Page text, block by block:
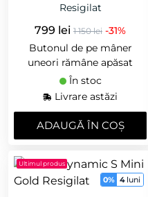
Resigilat
799 lei 1 150 lei -31%
Butonul de pe mâner
uneori rămâne apăsat
În stoc
Livrare astăzi
ADAUGǍ ÎN COȘ
Ultimul produs
0% 4 luni